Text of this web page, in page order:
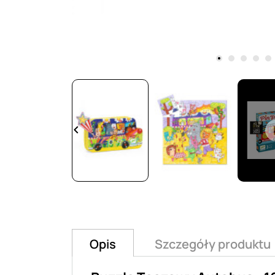
keyboard_arrow_left
Opis Szczegóły produktu